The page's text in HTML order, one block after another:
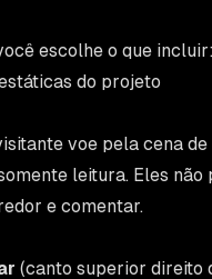
escolhe o que incluir:
do projeto
voe pela cena de
leitura. Eles
e comentar.
(canto superior direito